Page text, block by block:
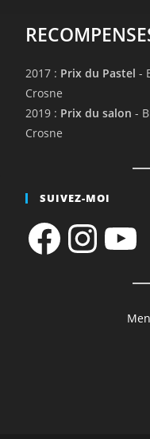
2017 : Prix du Pastel -
Crosne
2019 : Prix du salon -
Crosne
SUIVEZ-MOI
FacebookInstagramYouTube